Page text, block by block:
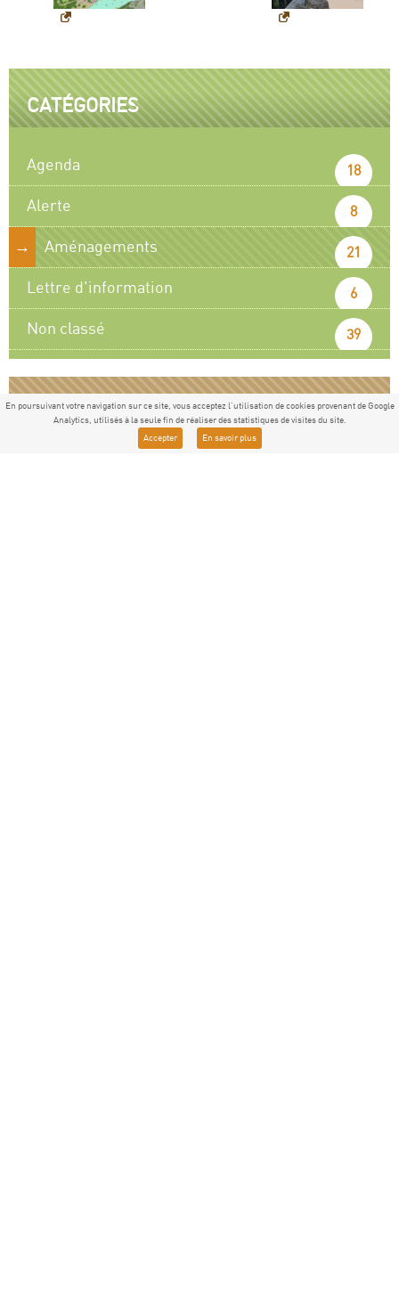
En poursuivant votre navigation sur ce site, vous acceptez l'utilisation de cookies provenant de Google
Analytics, utilisés à la seule fin de réaliser des statistiques de visites du site.
Accepter
En savoir plus
CATÉGORIES
Agenda 18
Alerte 8
Aménagements 21
Lettre d'information 6
Non classé 39
RESTEZ INFORMÉ